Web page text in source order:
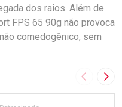
dos raios. Além de
FPS 65 90g não provoca
comedogênico, sem
Imagem